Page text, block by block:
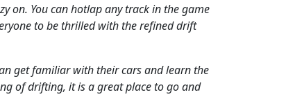
on. You can hotlap any track in the game
to be thrilled with the refined drift
get familiar with their cars and learn the
of drifting, it is a great place to go and